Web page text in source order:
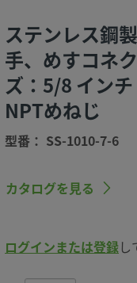
ステンレス鋼
手、めすコネ
ズ：5/8 イン
NPTめねじ
型番： SS-1010-7-6
カタログを見る
ログインまたは登録